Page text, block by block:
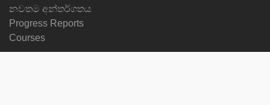
නවතම අන්තර්ගතය
Progress Reports
Courses